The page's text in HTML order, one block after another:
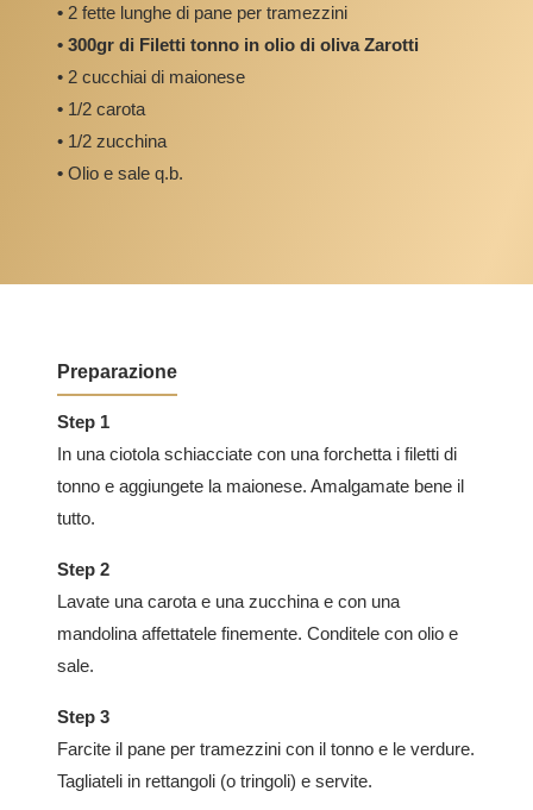
• 2 fette lunghe di pane per tramezzini
• 300gr di Filetti tonno in olio di oliva Zarotti
• 2 cucchiai di maionese
• 1/2 carota
• 1/2 zucchina
• Olio e sale q.b.
Preparazione
Step 1
In una ciotola schiacciate con una forchetta i filetti di
tonno e aggiungete la maionese. Amalgamate bene il
tutto.
Step 2
Lavate una carota e una zucchina e con una
mandolina affettatele finemente. Conditele con olio e
sale.
Step 3
Farcite il pane per tramezzini con il tonno e le verdure.
Tagliateli in rettangoli (o tringoli) e servite.